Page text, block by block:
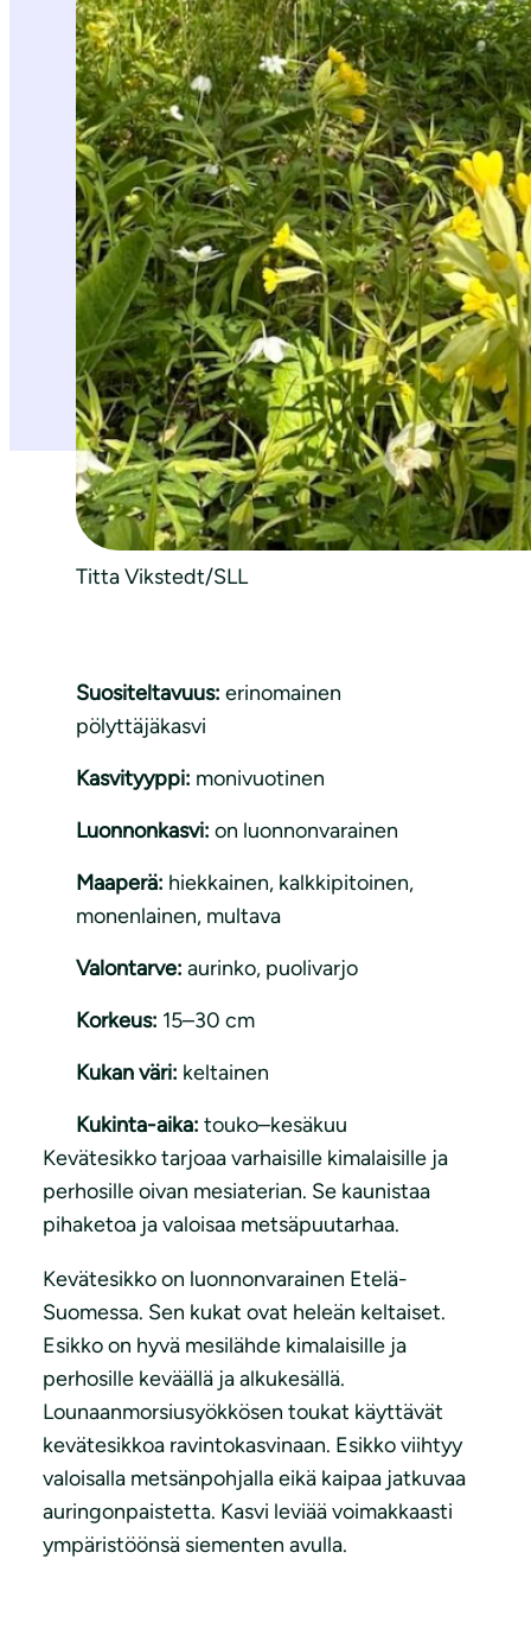
Titta Vikstedt/SLL
Suositeltavuus: erinomainen
pölyttäjäkasvi
Kasvityyppi: monivuotinen
Luonnonkasvi: on luonnonvarainen
Maaperä: hiekkainen, kalkkipitoinen
monenlainen, multava
Valontarve: aurinko, puolivarjo
Korkeus: 15–30 cm
Kukan väri: keltainen
Kukinta-aika: touko–kesäkuu
Kevätesikko tarjoaa varhaisille kimalaisille ja
perhosille oivan mesiaterian. Se kaunistaa
pihaketoa ja valoisaa metsäpuutarhaa.
Kevätesikko on luonnonvarainen Etelä-
Suomessa. Sen kukat ovat heleän keltaiset.
Esikko on hyvä mesilähde kimalaisille ja
perhosille keväällä ja alkukesällä.
Lounaanmorsiusyökkösen toukat käyttävät
kevätesikkoa ravintokasvinaan. Esikko viihtyy
valoisalla metsänpohjalla eikä kaipaa jatkuvaa
auringonpaistetta. Kasvi leviää voimakkaasti
ympäristöönsä siementen avulla.